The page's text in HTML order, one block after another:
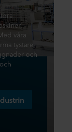
våra
tystare
och